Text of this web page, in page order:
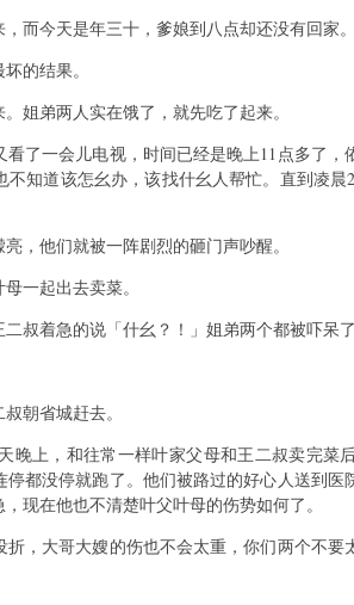
而今天是年三十，爹娘到八点却还没有回家。
的结果。
姐弟两人实在饿了，就先吃了起来。
了一会儿电视，时间已经是晚上11点多了，
知道该怎幺办，该找什幺人帮忙。直到凌
，他们就被一阵剧烈的砸门声吵醒。
一起出去卖菜。
叔着急的说「什幺？！」姐弟两个都被吓呆了
朝省城赶去。
晚上，和往常一样叶家父母和王二叔卖完菜
都没停就跑了。他们被路过的好心人送到医
现在他也不清楚叶父叶母的伤势如何了。
折，大哥大嫂的伤也不会太重，你们两个不